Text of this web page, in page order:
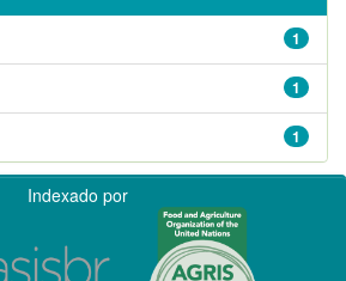
1
1
1
Indexado por